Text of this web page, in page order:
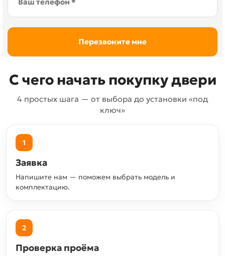
С чего начать покупку двери
4 простых шага — от выбора до установки «под
ключ»
1
Заявка
Напишите нам — поможем выбрать модель и
комплектацию.
2
Проверка проёма